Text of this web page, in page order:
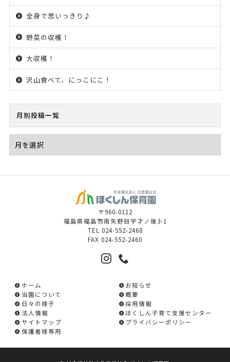
全身で思いっきり♪
野菜の収穫！
大収穫！
沢山食べて、にっこにこ！
月別投稿一覧
〒960-0112
福島県福島市南矢野目字才ノ後3-1
TEL 024-552-2468
FAX 024-552-2460
ホーム
お知らせ
当園について
概要
日々の様子
採用情報
法人情報
ほくしん子育て支援センター
サイトマップ
プライバシーポリシー
保護者様専用